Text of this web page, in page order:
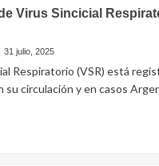
Virus Sincicial
31 julio, 2025
Respiratorio (VSR) está
su circulación y en casos